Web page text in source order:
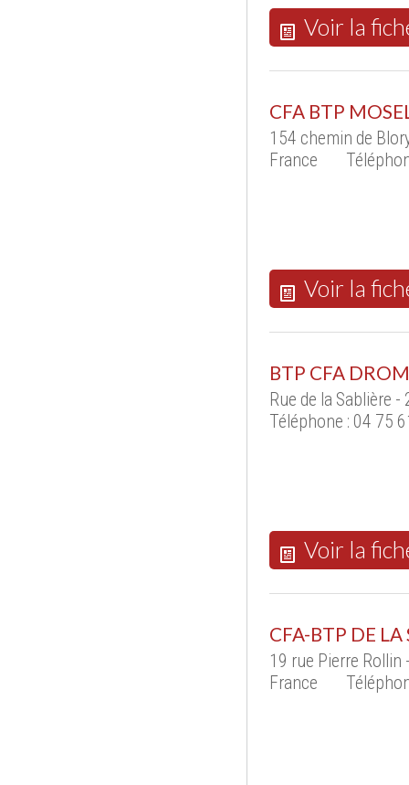
Voir la
CFA BTP
154 chemin de
France
Voir la
BTP CFA
Rue de la Sablière -
Téléphone : 04 75
Voir la
CFA-BTP DE
19 rue Pierre Rollin
France